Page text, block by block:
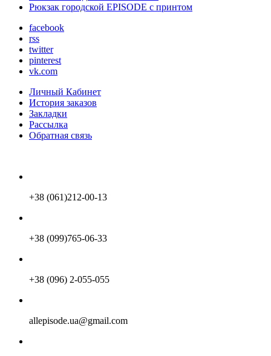
Рюкзак городской EPISODE с принтом
facebook
rss
twitter
pinterest
vk.com
Личный Кабинет
История заказов
Закладки
Рассылка
Обратная связь
+38 (061)212-00-13
+38 (099)765-06-33
+38 (096) 2-055-055
allepisode.ua@gmail.com